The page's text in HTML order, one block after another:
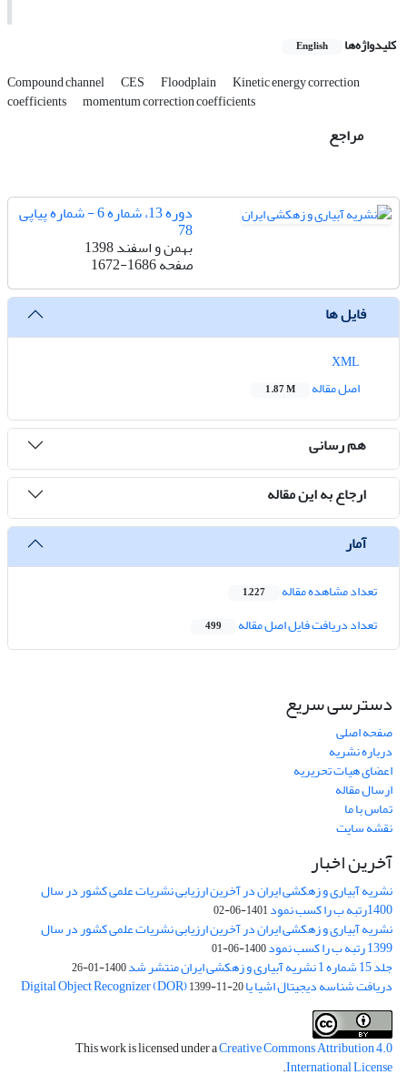
کلیدواژه‌ها English
Compound channel CES Floodplain Kinetic energy correction
coefficients momentum correction coefficients
مراجع
دوره 13، شماره 6 - شماره پیاپی
78
بهمن و اسفند 1398
صفحه1672-1686
فایل ها
اصل مقاله
1.87 M
هم رسانی
ارجاع به این مقاله
آمار
تعداد مشاهده مقاله 1,227
تعداد دریافت فایل اصل مقاله 499
دسترسی سریع
صفحه اصلی
درباره نشریه
اعضای هیات تحریریه
ارسال مقاله
تماس با ما
نقشه سایت
آخرین اخبار
نشریه آبیاری و زهکشی ایران در آخرین ارزیابی نشریات علمی کشور در سال
1400رتبه ب را کسب نمود 1401-06-02
نشریه آبیاری و زهکشی ایران در آخرین ارزیابی نشریات علمی کشور در سال
1399 رتبه ب را کسب نمود 1400-06-01
جلد 15 شماره 1 نشریه آبیاری و زهکشی ایران منتشر شد 1400-01-26
دریافت شناسه دیجیتال اشیا یا Digital Object Recognizer (DOR)1399-11-20
This work is licensed under aCreative Commons Attribution 4.0
International License
.